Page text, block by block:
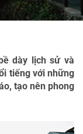
dày lịch sử và
tiếng với những
tạo nên phong